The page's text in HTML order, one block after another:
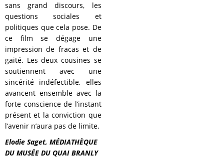
sans grand discours, les
questions sociales et
politiques que cela pose. De
ce film se dégage une
impression de fracas et de
gaité. Les deux cousines se
soutiennent avec une
sincérité indéfectible, elles
avancent ensemble avec la
forte conscience de l’instant
présent et la conviction que
l’avenir n’aura pas de limite.
Elodie Saget, MÉDIATHÈQUE
DU MUSÉE DU QUAI BRANLY